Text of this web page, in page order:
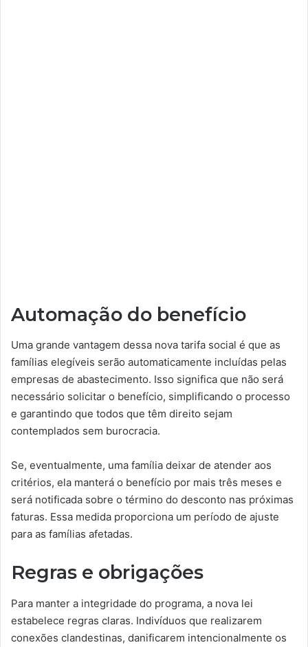
Automação do benefício
Uma grande vantagem dessa nova tarifa social é que as
famílias elegíveis serão automaticamente incluídas pelas
empresas de abastecimento. Isso significa que não será
necessário solicitar o benefício, simplificando o processo
e garantindo que todos que têm direito sejam
contemplados sem burocracia.
Se, eventualmente, uma família deixar de atender aos
critérios, ela manterá o benefício por mais três meses e
será notificada sobre o término do desconto nas próximas
faturas. Essa medida proporciona um período de ajuste
para as famílias afetadas.
Regras e obrigações
Para manter a integridade do programa, a nova lei
estabelece regras claras. Indivíduos que realizarem
conexões clandestinas, danificarem intencionalmente os